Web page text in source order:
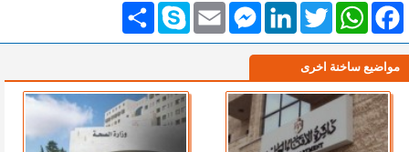
انشر Skype Email
MessengerLinkedInTwitterWhatsAppFacebook
مواضيع ساخنة اخرى